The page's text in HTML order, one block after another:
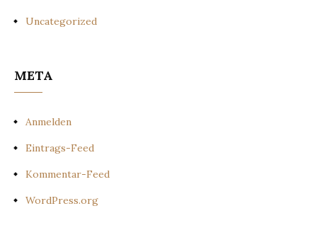
Uncategorized
META
Anmelden
Eintrags-Feed
Kommentar-Feed
WordPress.org